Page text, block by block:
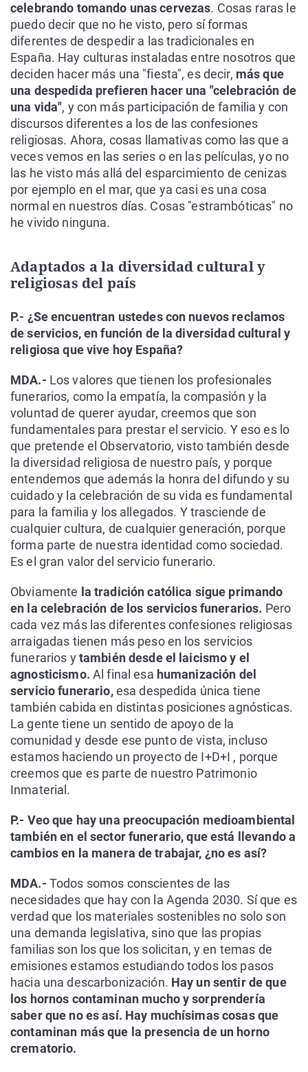
celebrando tomando unas cervezas. Cosas raras le
puedo decir que no he visto, pero sí formas
diferentes de despedir a las tradicionales en
España. Hay culturas instaladas entre nosotros que
deciden hacer más una "fiesta", es decir, más que
una despedida prefieren hacer una "celebración de
una vida", y con más participación de familia y con
discursos diferentes a los de las confesiones
religiosas. Ahora, cosas llamativas como las que a
veces vemos en las series o en las películas, yo no
las he visto más allá del esparcimiento de cenizas
por ejemplo en el mar, que ya casi es una cosa
normal en nuestros días. Cosas "estrambóticas" no
he vivido ninguna.
Adaptados a la diversidad cultural y
religiosas del país
P.- ¿Se encuentran ustedes con nuevos reclamos
de servicios, en función de la diversidad cultural y
religiosa que vive hoy España?
MDA.- Los valores que tienen los profesionales
funerarios, como la empatía, la compasión y la
voluntad de querer ayudar, creemos que son
fundamentales para prestar el servicio. Y eso es lo
que pretende el Observatorio, visto también desde
la diversidad religiosa de nuestro país, y porque
entendemos que además la honra del difundo y su
cuidado y la celebración de su vida es fundamental
para la familia y los allegados. Y trasciende de
cualquier cultura, de cualquier generación, porque
forma parte de nuestra identidad como sociedad.
Es el gran valor del servicio funerario.
Obviamente la tradición católica sigue primando
en la celebración de los servicios funerarios. Pero
cada vez más las diferentes confesiones religiosas
arraigadas tienen más peso en los servicios
funerarios ytambién desde el laicismo y el
agnosticismo. Al final esa humanización del
servicio funerario,esa despedida única tiene
también cabida en distintas posiciones agnósticas.
La gente tiene un sentido de apoyo de la
comunidad y desde ese punto de vista, incluso
estamos haciendo un proyecto de I+D+I , porque
creemos que es parte de nuestro Patrimonio
Inmaterial.
P.- Veo que hay una preocupación medioambiental
también en el sector funerario, que está llevando a
cambios en la manera de trabajar, ¿no es así?
MDA.- Todos somos conscientes de las
necesidades que hay con la Agenda 2030. Sí que es
verdad que los materiales sostenibles no solo son
una demanda legislativa, sino que las propias
familias son los que los solicitan, y en temas de
emisiones estamos estudiando todos los pasos
hacia una descarbonización. Hay un sentir de que
los hornos contaminan mucho y sorprendería
saber que no es así. Hay muchísimas cosas que
contaminan más que la presencia de un horno
crematorio.